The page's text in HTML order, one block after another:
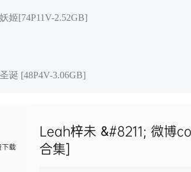
姬[74P11V-2.52GB]
诞 [48P4V-3.06GB]
下载
Leah梓未 &#8211; 微博
合集]